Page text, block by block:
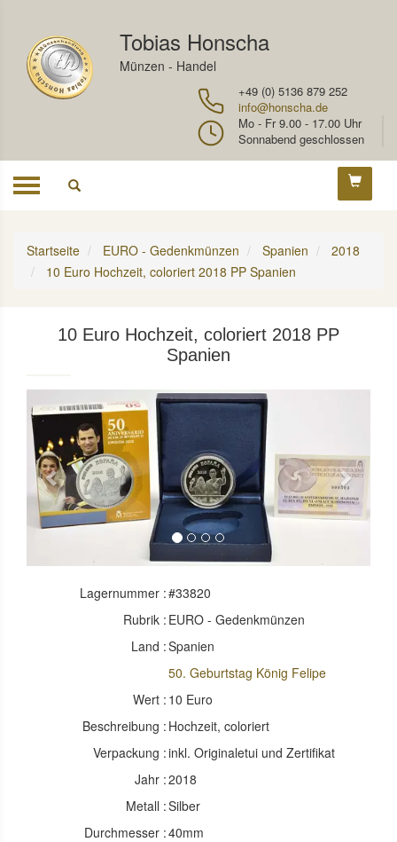
Tobias Honscha
Münzen - Handel
+49 (0) 5136 879 252
info@honscha.de
Mo - Fr 9.00 - 17.00 Uhr
Sonnabend geschlossen
Toggle
Startseite EURO - Gedenkmünzen Spanien
2018
10 Euro Hochzeit, coloriert 2018 PP Spanien
10 Euro Hochzeit, coloriert 2018 PP
Spanien
Previous Next
Lagernummer :#33820
Rubrik : EURO - Gedenkmünzen
Land :Spanien
50. Geburtstag König Felipe
Wert : 10 Euro
Beschreibung : Hochzeit, coloriert
Verpackung :inkl. Originaletui und Zertifikat
Jahr :2018
Metall :Silber
Durchmesser :40mm